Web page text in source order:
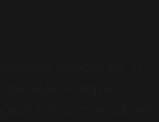
szükséges. A
egyes
belül működnek,